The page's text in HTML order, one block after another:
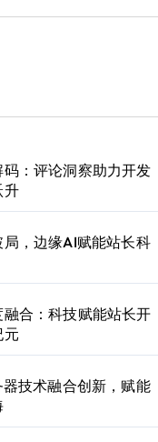
：评论洞察助力开发
升
，边缘AI赋能站长科
合：科技赋能站长开
元
技术融合创新，赋能